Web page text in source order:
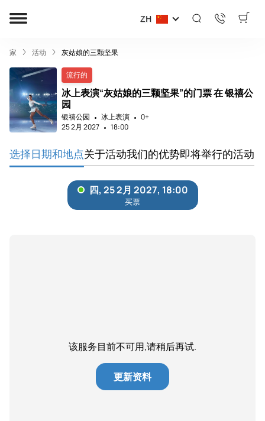
ZH
家 活动 灰姑娘的三颗坚果
流行的
冰上表演“灰姑娘的三颗坚果”的门票 在 银禧公
园
银禧公园 冰上表演
0+
25 2月 2027
18:00
选择日期和地点关于活动我们的优势即将举行的活动
该服务目前不可用,请稍后再试.
更新资料